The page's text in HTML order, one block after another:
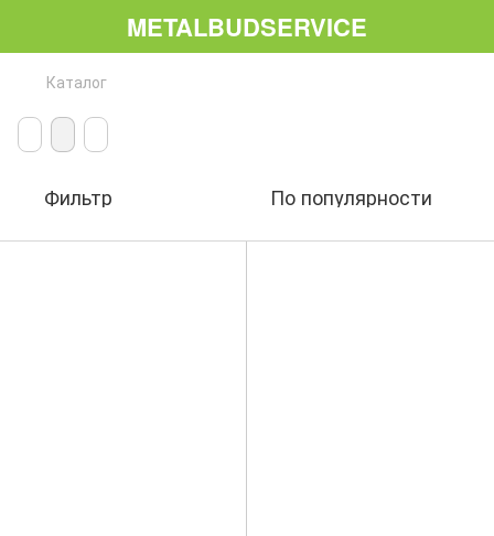
METALBUDSERVICE
Каталог
Фильтр По популярности